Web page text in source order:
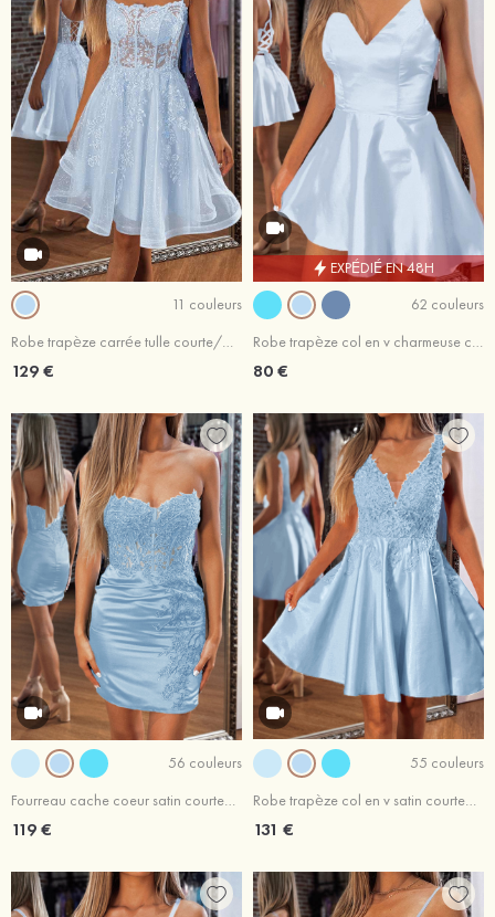
11 couleurs
129 €
EXPÉDIÉ EN 48H
62 couleurs
80 €
56 couleurs
Fourreau cache coeur satin courte/mini robe de fête de la rentrée
119 €
55 couleurs
Robe trapèze col en v satin courte/mini robe de fête de la rentrée
131 €